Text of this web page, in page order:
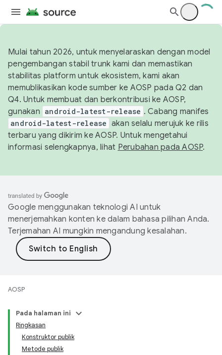
Mulai tahun 2026, untuk menyelaraskan dengan model
pengembangan stabil trunk kami dan memastikan
stabilitas platform untuk ekosistem, kami akan
memublikasikan kode sumber ke AOSP pada Q2 dan
Q4. Untuk membuat dan berkontribusi ke AOSP,
gunakan android-latest-release . Cabang manifes
android-latest-release akan selalu merujuk ke rilis
terbaru yang dikirim ke AOSP. Untuk mengetahui
informasi selengkapnya, lihat Perubahan pada AOSP.
Google menggunakan teknologi AI untuk
menerjemahkan konten ke dalam bahasa pilihan Anda.
Terjemahan AI mungkin mengandung kesalahan.
AOSP
Pada halaman ini
Ringkasan
Konstruktor publik
Metode publik